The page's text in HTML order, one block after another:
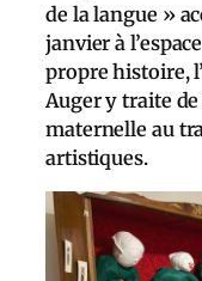
de la langue »
janvier à
propre histoire,
Auger y traite
maternelle au
artistiques.